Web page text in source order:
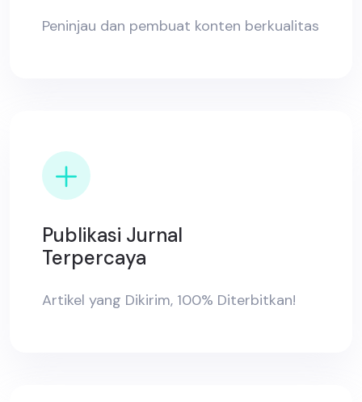
Peninjau dan pembuat konten berkualitas
Publikasi Jurnal
Terpercaya
Artikel yang Dikirim, 100% Diterbitkan!